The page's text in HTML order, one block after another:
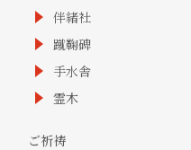
伴緒社
蹴鞠碑
手水舎
霊木
ご祈祷